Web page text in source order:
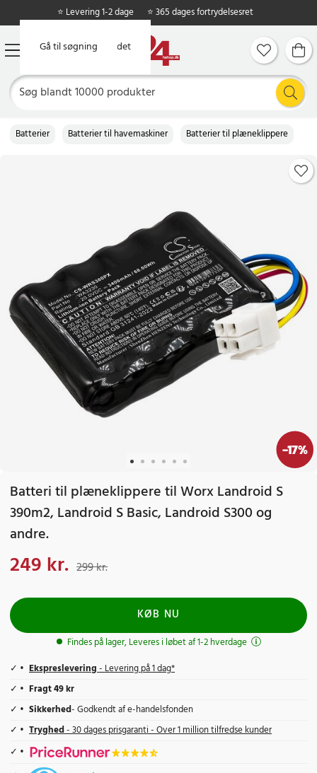
Gå til hovedindholdet
Gå til søgning
⭐ Levering 1-2 dage ⭐ 365 dages fortrydelsesret
Batterier Batterier til havemaskiner Batterier til plæneklippere
-17%
Batteri til plæneklippere til Worx Landroid S
390m2, Landroid S Basic, Landroid S300 og
andre.
Nuværende pris
249 kr. 299 kr.
KØB NU
Findes på lager, Leveres i løbet af 1-2 hverdage
Ekspreslevering- Levering på 1 dag*
Fragt 49 kr
Sikkerhed- Godkendt af e-handelsfonden
Tryghed- 30 dages prisgaranti - Over 1 million tilfredse kunder